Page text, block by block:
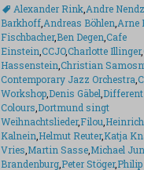
Schlagworte
Alexander Rink, Andre
Barkhoff, Andreas Böhlen Arne
Fischbacher,Ben Degen Cafe
Einstein CCJO,Charlotte Illinger,
Hassenstein Christian
Contemporary Jazz Orchestra
Workshop, Denis Gäbel Different
Colours Dortmund singt
Weihnachtslieder,Filou
Kalnein Helmut Reuter,Katja
Vries Martin Sasse, Michael
Brandenburg, Peter Stöger,